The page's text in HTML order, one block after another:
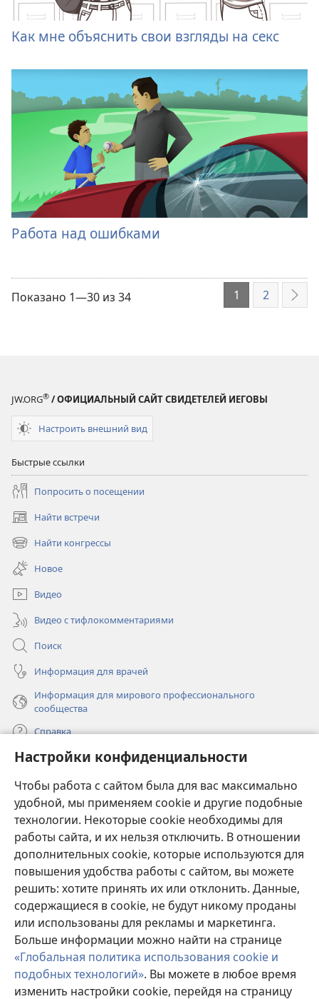
Настройки конфиденциальности
Чтобы работа с сайтом была для вас максимально
удобной, мы применяем cookie и другие подобные
технологии. Некоторые cookie необходимы для
работы сайта, и их нельзя отключить. В отношении
дополнительных cookie, которые используются для
повышения удобства работы с сайтом, вы можете
решить: хотите принять их или отклонить. Данные,
содержащиеся в cookie, не будут никому проданы
или использованы для рекламы и маркетинга.
Больше информации можно найти на странице
«Глобальная политика использования cookie и
подобных технологий». Вы можете в любое время
изменить настройки cookie, перейдя на страницу
Как мне объяснить свои взгляды на секс
Работа над ошибками
Показано 1—30 из 34 1 2
JW.ORG® / ОФИЦИАЛЬНЫЙ САЙТ СВИДЕТЕЛЕЙ ИЕГОВЫ
Настроить внешний вид
Быстрые ссылки
Попросить о посещении
Найти встречи
(открывается
в
новом
окне)
Найти конгрессы
(открывается
новом
окне)
Новое
Видео
Видео с тифлокомментариями
Поиск
Информация для врачей
Информация для мирового профессионального
сообщества
Справка
Пожертвования
в
новом
окне)
ОНЛАЙН-БИБЛИОТЕКА Сторожевой башни
(открывается
новом
окне)
JW Hub®
(открывается
в
новом
окне)
JW Library ®
Watchtower Library
Copyright© 2026 Watch Tower Bible and Tract Society of Pennsylvania.
УСЛОВИЯ ИСПОЛЬЗОВАНИЯ|ПОЛИТИКА